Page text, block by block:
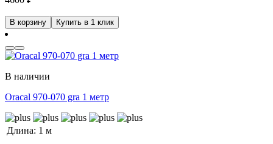
В корзину Купить в 1 клик
В наличии
Oracal 970-070 gra 1 метр
Длина: 1 м